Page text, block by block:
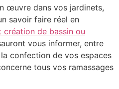
œuvre dans vos jardinets,
savoir faire réel en
création de bassin ou
vous informer, entre
confection de vos espaces
tous vos ramassages